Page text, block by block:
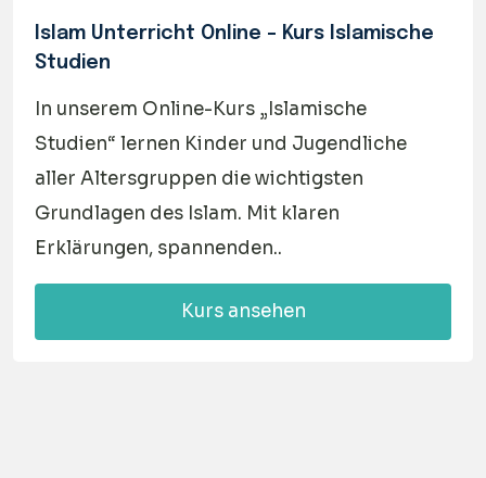
Islam Unterricht Online – Kurs Islamische
Studien
In unserem Online-Kurs „Islamische
Studien“ lernen Kinder und Jugendliche
aller Altersgruppen die wichtigsten
Grundlagen des Islam. Mit klaren
Erklärungen, spannenden..
Kurs ansehen